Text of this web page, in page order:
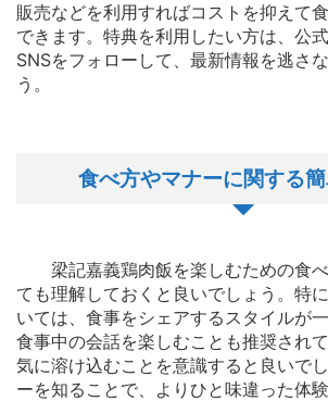
販売などを利用すればコストを抑えて
できます。特典を利用したい方は、公
SNSをフォローして、最新情報を逃さ
う。
食べ方やマナーに関する
梁記嘉義鶏肉飯を楽しむための食べ
ても理解しておくと良いでしょう。特
いては、食事をシェアするスタイルが
食事中の会話を楽しむことも推奨され
気に溶け込むことを意識すると良いで
ーを知ることで、よりひと味違った体